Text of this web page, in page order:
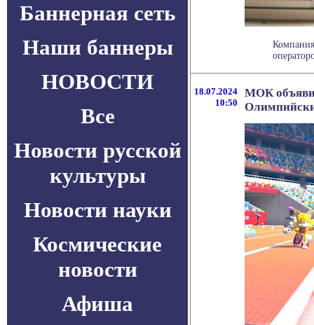
Баннерная сеть
Наши баннеры
НОВОСТИ
Все
Новости русской
культуры
Новости науки
Космические
новости
Афиша
18.07.2024
10:50
МОК